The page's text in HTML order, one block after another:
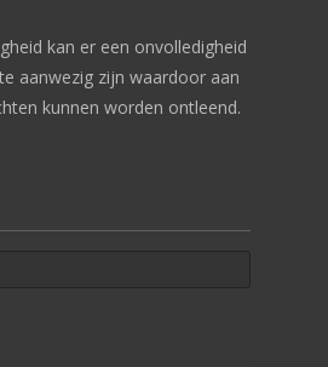
kan er een onvolledigheid
aanwezig zijn waardoor aan
kunnen worden ontleend.